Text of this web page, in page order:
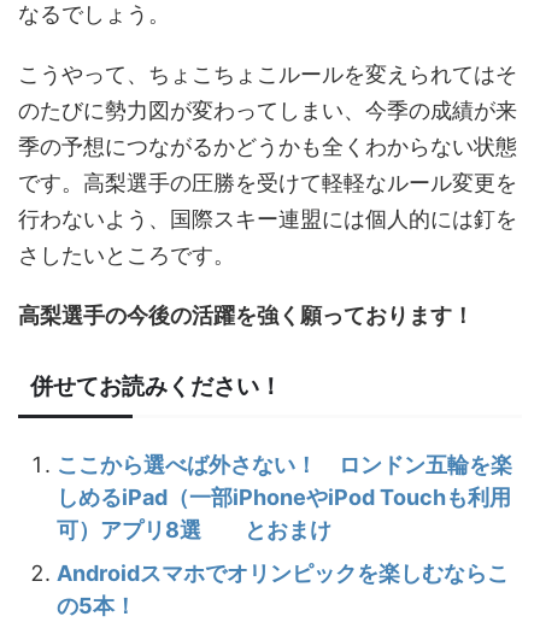
なるでしょう。
こうやって、ちょこちょこルールを変えられてはそ
のたびに勢力図が変わってしまい、今季の成績が来
季の予想につながるかどうかも全くわからない状態
です。高梨選手の圧勝を受けて軽軽なルール変更を
行わないよう、国際スキー連盟には個人的には釘を
さしたいところです。
高梨選手の今後の活躍を強く願っております！
併せてお読みください！
ここから選べば外さない！ ロンドン五輪を楽
しめるiPad（一部iPhoneやiPod Touchも利用
可）アプリ8選 とおまけ
Androidスマホでオリンピックを楽しむならこ
の5本！